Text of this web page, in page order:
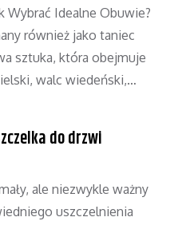
Wybrać Idealne Obuwie?
również jako taniec
sztuka, która obejmuje
walc wiedeński,…
do drzwi
ale niezwykle ważny
uszczelnienia